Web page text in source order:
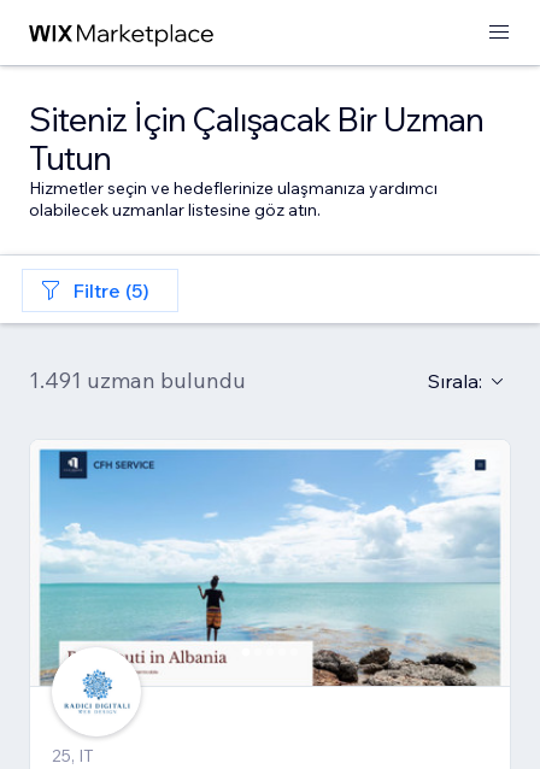
Siteniz İçin Çalışacak Bir Uzman
Tutun
Hizmetler seçin ve hedeflerinize ulaşmanıza yardımcı
olabilecek uzmanlar listesine göz atın.
Filtre (5)
1.491 uzman bulundu Sırala:
25, IT